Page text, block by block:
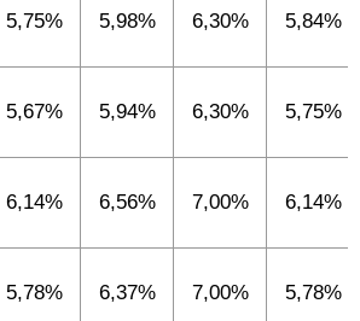
5,75% 5,98% 6,30% 5,84%
5,67% 5,94% 6,30% 5,75%
6,14% 6,56% 7,00% 6,14%
5,78% 6,37% 7,00% 5,78%